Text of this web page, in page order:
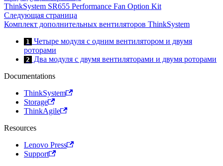
ThinkSystem SR655 Performance Fan Option Kit
Следующая страница
Комплект дополнительных вентиляторов ThinkSystem
1 Четыре модуля с одним вентилятором и двумя
роторами
2
Два модуля с двумя вентиляторами и двумя роторами
Documentations
ThinkSystem
Storage
ThinkAgile
Resources
Lenovo Press
Support